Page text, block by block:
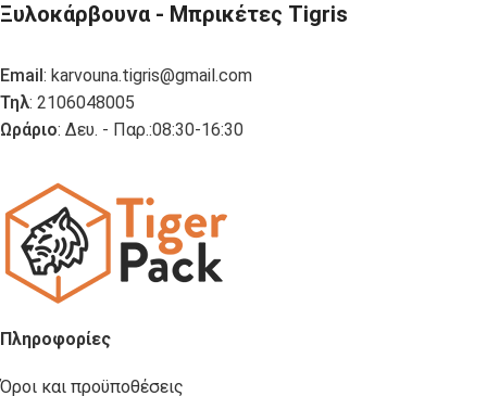
Ξυλοκάρβουνα - Μπρικέτες Tigris
Email : karvouna.tigris@gmail.com
Τηλ: 2106048005
Ωράριο: Δευ. - Παρ.:08:30-16:30
Πληροφορίες
Όροι και προϋποθέσεις